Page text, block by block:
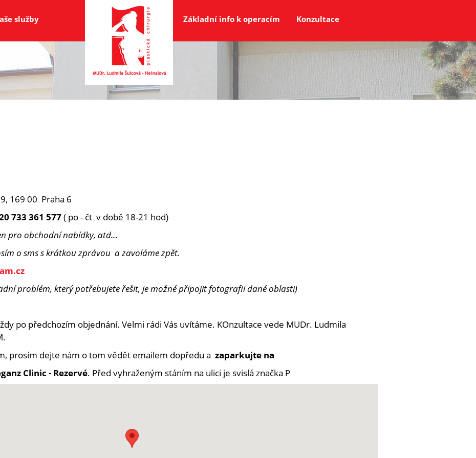
169 00 Praha 6
733 361 577( po - čt v době 18-21 hod)
pro obchodní nabídky, atd...
o sms s krátkou zprávou a zavoláme zpět.
problém, který potřebujete řešit, je možné připojit fotografii dané oblasti)
po předchozím objednání. Velmi rádi Vás uvítáme. KOnzultace vede MUDr. Ludmila
prosím dejte nám o tom vědět emailem dopředu a zaparkujte na
Clinic - Rezervé. Před vyhraženým stáním na ulici je svislá značka P
služby Základní info k operacím Konzultace